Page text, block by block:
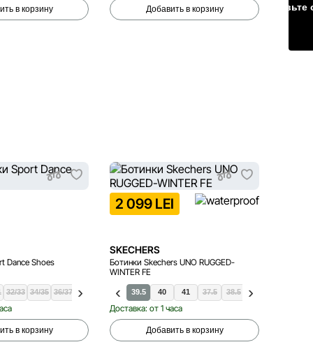
в корзину Добавить в корзину
43.5 44 45
Dance Shoes
32/33 34/35 36/37 38/39
в корзину
2 099 LEI
SKECHERS
Ботинки Skechers UNO RUGGED-
WINTER FE
36.5 37 39 39.5 40 41 37.5 38.5
Доставка: от 1 часа
Добавить в корзину
Оставьте